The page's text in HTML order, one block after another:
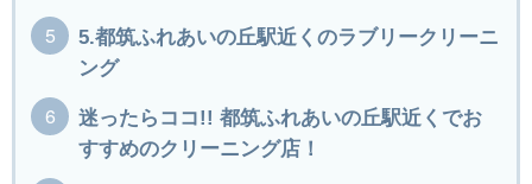
5.都筑ふれあいの丘駅近くのラブリークリーニ
ング
迷ったらココ!! 都筑ふれあいの丘駅近くでお
すすめのクリーニング店！